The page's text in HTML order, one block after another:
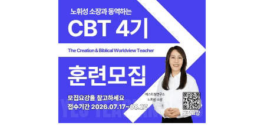
느헤미야 연합기도회, ‘왕의 기도’로 나라·한국교회·다